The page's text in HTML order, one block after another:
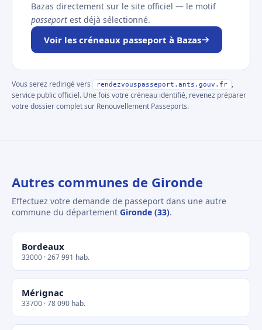
Bazas directement sur le site officiel — le motif
passeport est déjà sélectionné.
Voir les créneaux passeport à Bazas
Vous serez redirigé vers rendezvouspasseport.ants.gouv.fr
,
service public officiel. Une fois votre créneau identifié, revenez préparer
votre dossier complet sur Renouvellement Passeports.
Autres communes de Gironde
Effectuez votre demande de passeport dans une autre
commune du département Gironde (33).
Bordeaux
33000 · 267 991 hab.
Mérignac
33700 · 78 090 hab.